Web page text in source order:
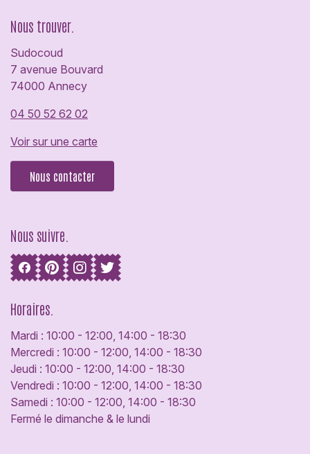
Nous trouver.
Sudocoud
7 avenue Bouvard
74000 Annecy
04 50 52 62 02
Voir sur une carte
Nous contacter
Nous suivre.
Horaires.
Mardi : 10:00 - 12:00, 14:00 - 18:30
Mercredi : 10:00 - 12:00, 14:00 - 18:30
Jeudi : 10:00 - 12:00, 14:00 - 18:30
Vendredi : 10:00 - 12:00, 14:00 - 18:30
Samedi : 10:00 - 12:00, 14:00 - 18:30
Fermé le dimanche & le lundi